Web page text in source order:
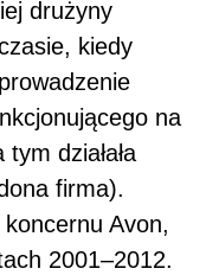
drużyny
kiedy
na
działała
firma).
Avon,
2001–2012.